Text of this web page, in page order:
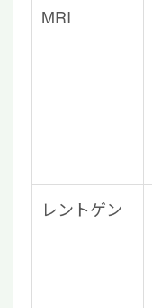
MRI
レントゲン